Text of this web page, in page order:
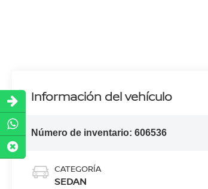
Información del vehículo
Número de inventario:606536
CATEGORÍA
SEDAN